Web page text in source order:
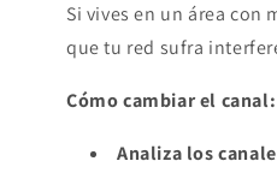
Si vives en un área con
que tu red sufra
Cómo cambiar el canal:
Analiza los